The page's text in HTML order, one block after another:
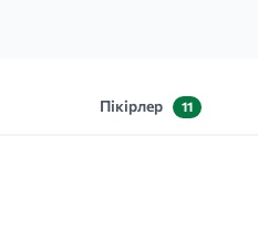
Пікірлер 11